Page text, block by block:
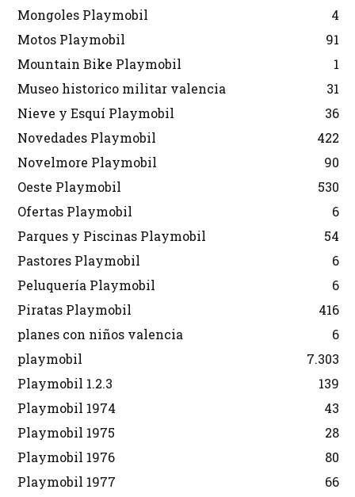
Mongoles Playmobil
4
Motos Playmobil
91
Mountain Bike Playmobil
1
Museo historico militar valencia
31
Nieve y Esquí Playmobil
36
Novedades Playmobil
422
Novelmore Playmobil
90
Oeste Playmobil
530
Ofertas Playmobil
6
Parques y Piscinas Playmobil
54
Pastores Playmobil
6
Peluquería Playmobil
6
Piratas Playmobil
416
planes con niños valencia
6
playmobil
7.303
Playmobil 1.2.3
139
Playmobil 1974
43
Playmobil 1975
28
Playmobil 1976
80
Playmobil 1977
66